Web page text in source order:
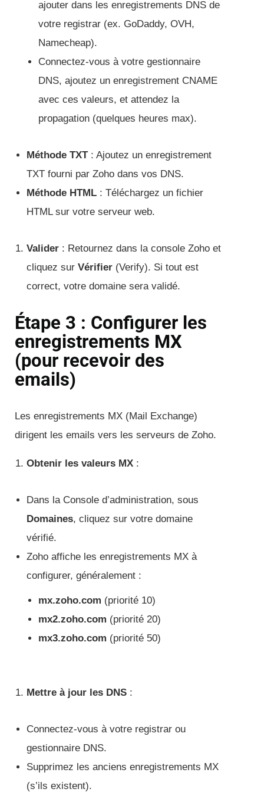
ajouter dans les enregistrements DNS de
votre registrar (ex. GoDaddy, OVH,
Namecheap).
Connectez-vous à votre gestionnaire
DNS, ajoutez un enregistrement CNAME
avec ces valeurs, et attendez la
propagation (quelques heures max).
Méthode TXT: Ajoutez un enregistrement
TXT fourni par Zoho dans vos DNS.
Méthode HTML : Téléchargez un fichier
HTML sur votre serveur web.
Valider : Retournez dans la console Zoho et
cliquez sur Vérifier (Verify). Si tout est
correct, votre domaine sera validé.
Étape 3 : Configurer les
enregistrements MX
(pour recevoir des
emails)
Les enregistrements MX (Mail Exchange)
dirigent les emails vers les serveurs de Zoho.
Obtenir les valeurs MX :
Dans la Console d’administration, sous
Domaines, cliquez sur votre domaine
vérifié.
Zoho affiche les enregistrements MX à
configurer, généralement :
mx.zoho.com (priorité 10)
mx2.zoho.com (priorité 20)
mx3.zoho.com (priorité 50)
Mettre à jour les DNS :
Connectez-vous à votre registrar ou
gestionnaire DNS.
Supprimez les anciens enregistrements MX
(s’ils existent).